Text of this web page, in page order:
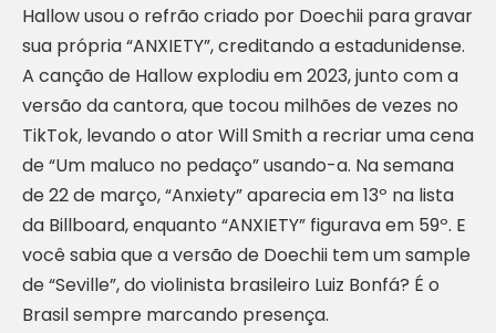
Hallow usou o refrão criado por Doechii para gravar
sua própria “ANXIETY”, creditando a estadunidense.
A canção de Hallow explodiu em 2023, junto com a
versão da cantora, que tocou milhões de vezes no
TikTok, levando o ator Will Smith a recriar uma cena
de “Um maluco no pedaço” usando-a. Na semana
de 22 de março, “Anxiety” aparecia em 13º na lista
da Billboard, enquanto “ANXIETY” figurava em 59º. E
você sabia que a versão de Doechii tem um sample
de “Seville”, do violinista brasileiro Luiz Bonfá? É o
Brasil sempre marcando presença.